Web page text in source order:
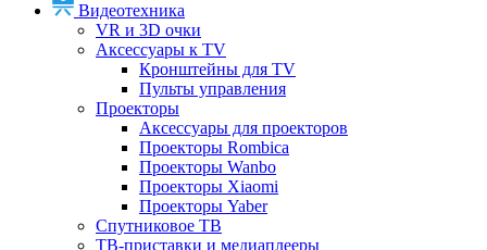
Видеотехника
VR и 3D очки
Аксессуары к TV
Кронштейны для TV
Пульты управления
Проекторы
Аксессуары для проекторов
Проекторы Rombica
Проекторы Wanbo
Проекторы Xiaomi
Проекторы Yaber
Спутниковое ТВ
ТВ-приставки и медиаплееры